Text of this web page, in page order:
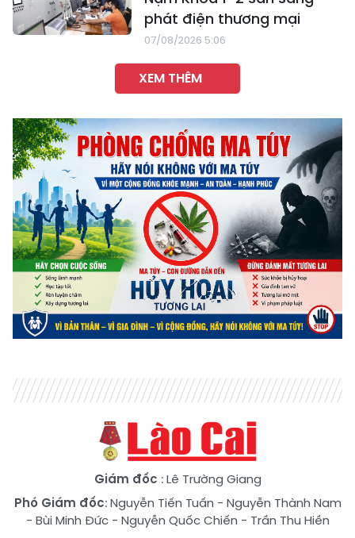
phát điện thương mại
07/08/2026 5:06
XEM THÊM
Giám đốc : Lê Trường Giang
Phó Giám đốc:Nguyễn Tiến Tuấn - Nguyễn Thành Nam
- Bùi Minh Đức- Nguyễn Quốc Chiến - Trần Thu Hiền